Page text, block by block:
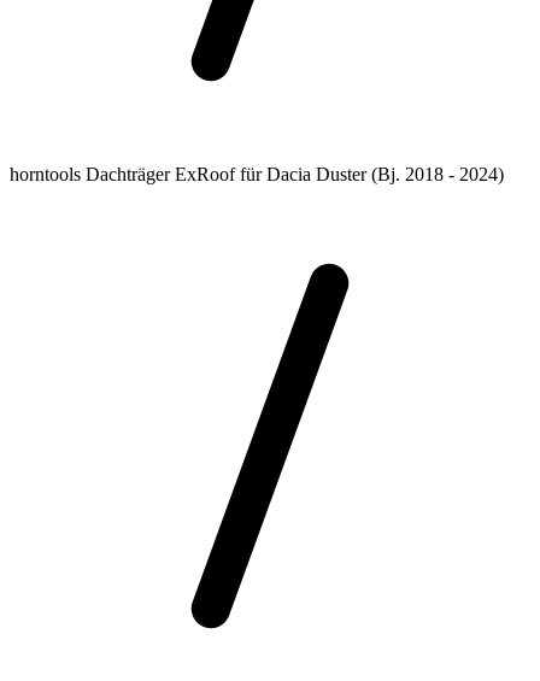
horntools Dachträger ExRoof für Dacia Duster (Bj. 2018 - 2024)